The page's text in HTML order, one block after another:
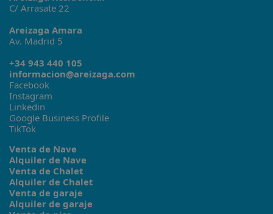
C/ Arrasate 22
Areizaga Amara
Av. Madrid 5
+34 943 440 105
informacion@areizaga.com
Facebook
Instagram
Linkedin
Google Business Profile
TikTok
Venta de Nave
Alquiler de Nave
Venta de Chalet
Alquiler de Chalet
Venta de garaje
Alquiler de garaje